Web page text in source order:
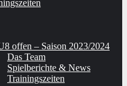
offen – Saison 2023/2024
Das Team
Spielberichte & News
Trainingszeiten